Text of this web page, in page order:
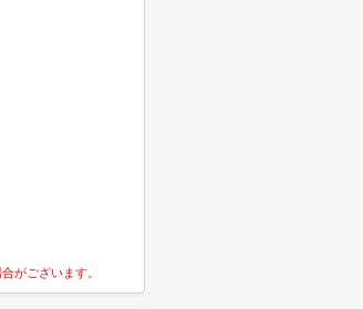
がございます。